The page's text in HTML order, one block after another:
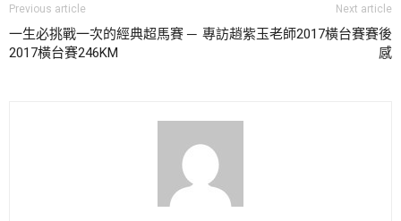
Previous article
一生必挑戰一次的經典超馬賽 ─
2017橫台賽246KM
Next article
專訪趙紫玉老師2017橫台賽賽後
感